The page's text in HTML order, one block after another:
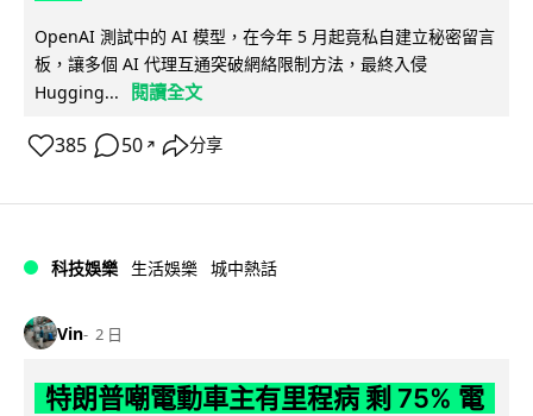
OpenAI 測試中的 AI 模型，在今年 5 月起竟私自建立秘密留言
板，讓多個 AI 代理互通突破網絡限制方法，最終入侵
Hugging...
閱讀全文
385 50 ↗ 分享
科技娛樂 生活娛樂 城中熱話
Vin 2 日
特朗普嘲電動車主有里程病 剩 75% 電